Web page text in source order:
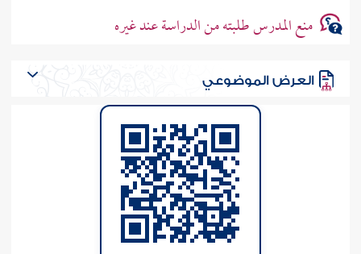
منع المدرس طلبته من الدراسة عند غيره
العرض الموضوعي